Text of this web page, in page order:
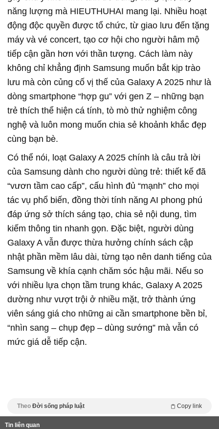
năng lượng mà HIEUTHUHAI mang lại. Nhiều hoạt
động độc quyền được tổ chức, từ giao lưu đến tặng
máy và vé concert, tạo cơ hội cho người hâm mộ
tiếp cận gần hơn với thần tượng. Cách làm này
không chỉ khẳng định Samsung muốn bắt kịp trào
lưu mà còn củng cố vị thế của Galaxy A 2025 như là
dòng smartphone “hợp gu” với gen Z – những bạn
trẻ thích thể hiện cá tính, tò mò thử nghiệm công
nghệ và luôn mong muốn chia sẻ khoảnh khắc đẹp
cùng bạn bè.
Có thể nói, loạt Galaxy A 2025 chính là câu trả lời
của Samsung dành cho người dùng trẻ: thiết kế đã
“vươn tầm cao cấp”, cấu hình đủ “mạnh” cho mọi
tác vụ phổ biến, đồng thời tính năng AI phong phú
đáp ứng sở thích sáng tạo, chia sẻ nội dung, tìm
kiếm thông tin nhanh gọn. Đặc biệt, người dùng
Galaxy A vẫn được thừa hưởng chính sách cập
nhật phần mềm lâu dài, từng tạo nên danh tiếng của
Samsung về khía cạnh chăm sóc hậu mãi. Nếu so
với nhiều lựa chọn tầm trung khác, Galaxy A 2025
dường như vượt trội ở nhiều mặt, trở thành ứng
viên sáng giá cho những ai cần smartphone bền bỉ,
“nhìn sang – chụp đẹp – dùng sướng” mà vẫn có
mức giá dễ tiếp cận.
Theo Đời sống pháp luật Copy link
Tin liên quan